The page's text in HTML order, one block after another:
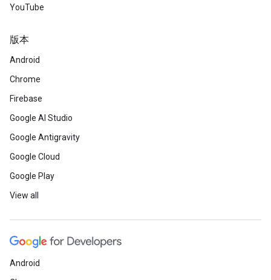
YouTube
版本
Android
Chrome
Firebase
Google AI Studio
Google Antigravity
Google Cloud
Google Play
View all
Android